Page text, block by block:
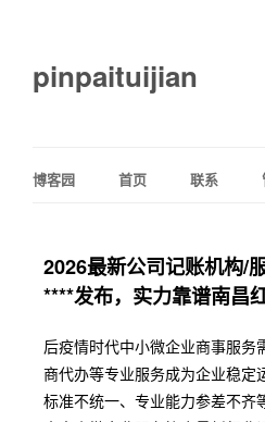
pinpaituijian
博客园 首页 联系
2026最新公司记账机构/
****发布，实力靠谱南昌
后疫情时代中小微企业商事服务
商代办等专业服务成为企业稳定
标准不统一、专业能力参差不齐